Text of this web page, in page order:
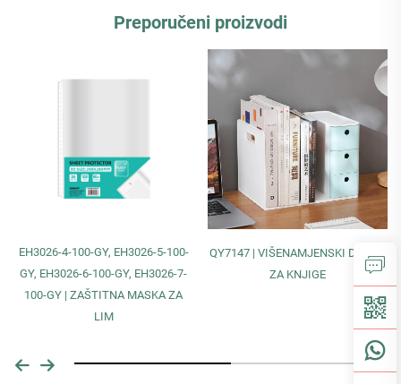
Preporučeni proizvodi
EH3026-4-100-GY, EH3026-5-100-
GY, EH3026-6-100-GY, EH3026-7-
100-GY | ZAŠTITNA MASKA ZA
LIM
QY7147 | VIŠENAMJENSKI DRŽAČ
ZA KNJIGE